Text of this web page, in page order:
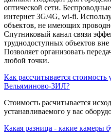
оптической сети.
интернет 3G/4G, wi-fi.
объектов, не имеющих
Спутниковый канал связи
труднодоступных объектов
Позволяет организовать
любой точки.
Как рассчитывается
Вельяминово-3ИЛ?
Стоимость расчитывается
устанавливаемого у вас
Какая разница - какие камеры